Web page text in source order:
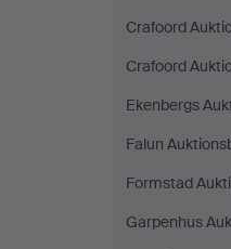
Crafoord
Crafoord
Ekenbergs
Falun
Formstad
Garpenhus